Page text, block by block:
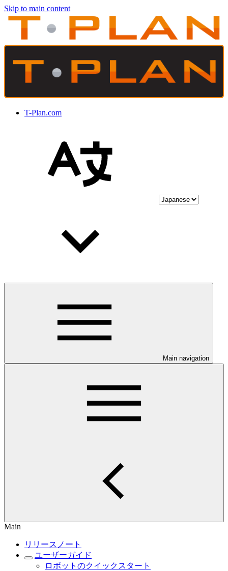
Skip to main content
T-Plan.com
Main navigation
Main
リリースノート
ユーザーガイド
ロボットのクイックスタート